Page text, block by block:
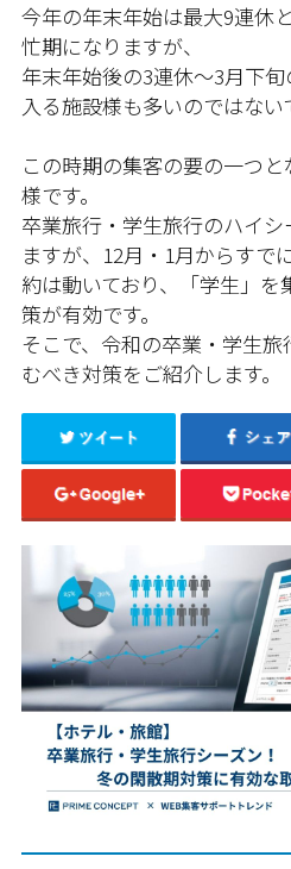
今年の年末年始は最大9連休
忙期になりますが、
年末年始後の3連休〜3月下
入る施設様も多いのではない
この時期の集客の要の一つ
様です。
卒業旅行・学生旅行のハイシ
ますが、12月・1月からすで
約は動いており、「学生」
策が有効です。
そこで、令和の卒業・学生
むべき対策をご紹介します。